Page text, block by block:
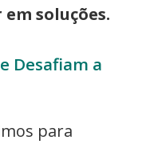
soluções.
Desafiam a
para